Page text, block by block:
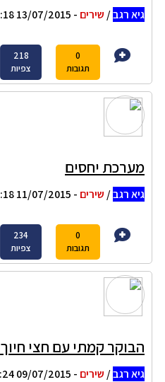
גיא רגב/ שירים - 13/07/2015 17:18
0
תגובות
218
צפיות
מערכת יחסים
גיא רגב/ שירים - 11/07/2015 13:18
0
תגובות
234
צפיות
הבוקר קמתי עם חצי חיוך
גיא רגב/ שירים - 09/07/2015 10:24